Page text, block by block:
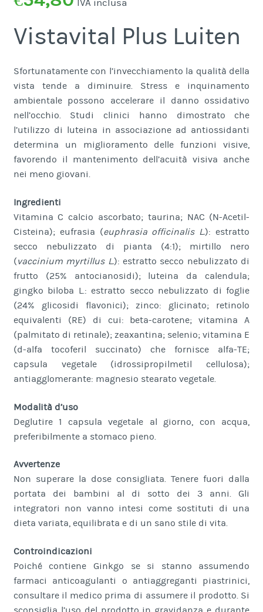
IVA inclusa
Vistavital Plus Luiten
Sfortunatamente con l’invecchiamento la qualità della
vista tende a diminuire. Stress e inquinamento
ambientale possono accelerare il danno ossidativo
nell’occhio. Studi clinici hanno dimostrato che
l’utilizzo di luteina in associazione ad antiossidanti
determina un miglioramento delle funzioni visive,
favorendo il mantenimento dell’acuità visiva anche
nei meno giovani.
Ingredienti
Vitamina C calcio ascorbato; taurina; NAC (N-Acetil-
Cisteina); eufrasia (euphrasia officinalis L.): estratto
secco nebulizzato di pianta (4:1); mirtillo nero
(vaccinium myrtillus L.): estratto secco nebulizzato di
frutto (25% antocianosidi); luteina da calendula;
gingko biloba L.: estratto secco nebulizzato di foglie
(24% glicosidi flavonici); zinco: glicinato; retinolo
equivalenti (RE) di cui: beta-carotene; vitamina A
(palmitato di retinale); zeaxantina; selenio; vitamina E
(d-alfa tocoferil succinato) che fornisce alfa-TE;
capsula vegetale (idrossipropilmetil cellulosa);
antiagglomerante: magnesio stearato vegetale.
Modalità d’uso
Deglutire 1 capsula vegetale al giorno, con acqua,
preferibilmente a stomaco pieno.
Avvertenze
Non superare la dose consigliata. Tenere fuori dalla
portata dei bambini al di sotto dei 3 anni. Gli
integratori non vanno intesi come sostituti di una
dieta variata, equilibrata e di un sano stile di vita.
Controindicazioni
Poiché contiene Ginkgo se si stanno assumendo
farmaci anticoagulanti o antiaggreganti piastrinici,
consultare il medico prima di assumere il prodotto. Si